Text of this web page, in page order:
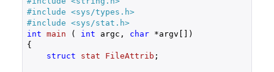
#include <sys/types.h>
#include <sys/stat.h>
int main ( int argc, char *argv[])
{
struct
stat FileAttrib ;